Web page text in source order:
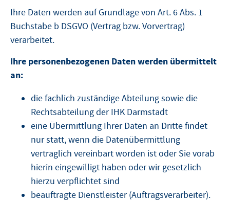
Ihre Daten werden auf Grundlage von Art. 6 Abs. 1
Buchstabe b DSGVO (Vertrag bzw. Vorvertrag)
verarbeitet.
Ihre personenbezogenen Daten werden übermittelt
an:
die fachlich zuständige Abteilung sowie die
Rechtsabteilung der IHK Darmstadt
eine Übermittlung Ihrer Daten an Dritte findet
nur statt, wenn die Datenübermittlung
vertraglich vereinbart worden ist oder Sie vorab
hierin eingewilligt haben oder wir gesetzlich
hierzu verpflichtet sind
beauftragte Dienstleister (Auftragsverarbeiter).